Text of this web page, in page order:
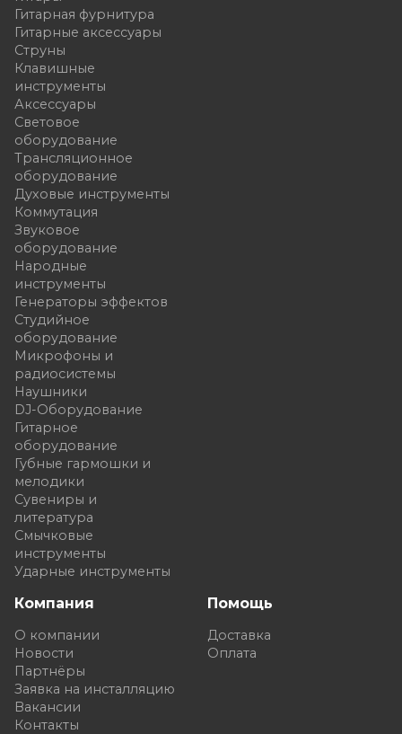
Гитарная фурнитура
Гитарные аксессуары
Струны
Клавишные
инструменты
Аксессуары
Световое
оборудование
Трансляционное
оборудование
Духовые инструменты
Коммутация
Звуковое
оборудование
Народные
инструменты
Генераторы эффектов
Студийное
оборудование
Микрофоны и
радиосистемы
Наушники
DJ-Оборудование
Гитарное
оборудование
Губные гармошки и
мелодики
Сувениры и
литература
Смычковые
инструменты
Ударные инструменты
Компания
О компании
Новости
Партнёры
Заявка на инсталляцию
Вакансии
Контакты
Помощь
Доставка
Оплата